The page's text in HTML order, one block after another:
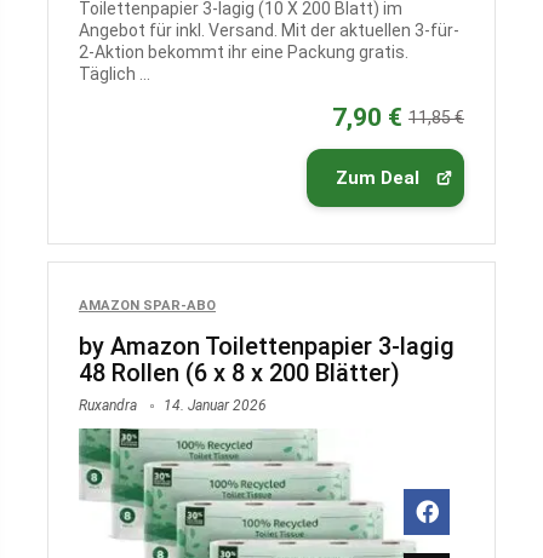
Toilettenpapier 3-lagig (10 X 200 Blatt) im
Angebot für inkl. Versand. Mit der aktuellen 3-für-
2-Aktion bekommt ihr eine Packung gratis.
Täglich ...
7,90 € 11,85 €
Zum Deal
AMAZON SPAR-ABO
by Amazon Toilettenpapier 3-lagig
48 Rollen (6 x 8 x 200 Blätter)
Ruxandra 14. Januar 2026